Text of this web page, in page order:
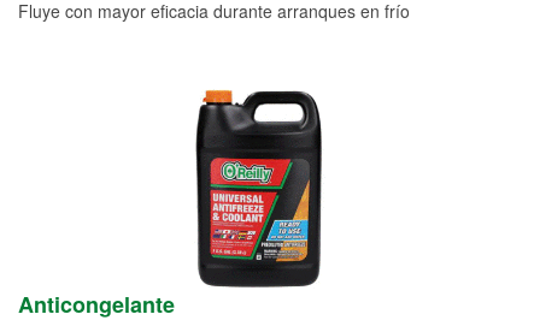
Fluye con mayor eficacia durante arranques en frío
Anticongelante